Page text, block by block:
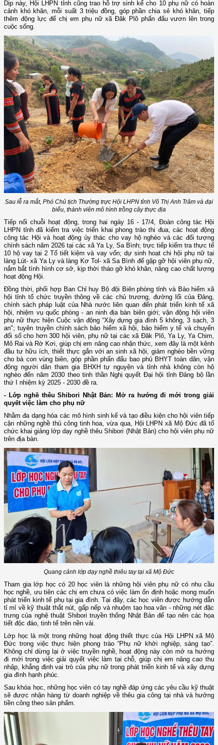
Dịp này, Hội LHPN tỉnh cũng trao hỗ trợ sinh kế cho 10 phụ nữ có hoàn
cảnh khó khăn, mỗi suất 3 triệu đồng, góp phần chia sẻ khó khăn, tiếp
thêm động lực để chị em phụ nữ xã Đăk Plô phấn đấu vươn lên trong
cuộc sống.
Sau lễ ra mắt, Phó Chủ tịch Thường trực Hội LHPN tỉnh Võ Thị Anh Trâm và đại
biểu, thành viên mô hình trồng cây thực địa
Tiếp nối chuỗi hoạt động, trong hai ngày 16 - 17/4, Đoàn công tác Hội
LHPN tỉnh đã kiểm tra việc triển khai phong trào thi đua, các hoạt động
công tác Hội và hoạt động ủy thác cho vay hộ nghèo và các đối tượng
chính sách năm 2026 tại các xã Ya Ly, Sa Bình; trực tiếp kiểm tra thực tế
10 hộ vay tại 2 Tổ tiết kiệm và vay vốn; dự sinh hoạt chi hội phụ nữ tại
làng Lút- xã Ya Ly và làng Kơ Tol- xã Sa Bình để gặp gỡ hội viên phụ nữ,
nắm bắt tình hình cơ sở, kịp thời tháo gỡ khó khăn, nâng cao chất lượng
hoạt động Hội.
Đồng thời, phối hợp Ban Chỉ huy Bộ đội Biên phòng tỉnh và Bảo hiểm xã
hội tỉnh tổ chức truyền thông về các chủ trương, đường lối của Đảng,
chính sách pháp luật của Nhà nước liên quan đến phát triển kinh tế xã
hội, nhiệm vụ quốc phòng - an ninh địa bàn biên giới; vận động hội viên
phụ nữ thực hiện Cuộc vận động “Xây dựng gia đình 5 không, 3 sạch, 3
an"; tuyên truyền chính sách bảo hiểm xã hội, bảo hiểm y tế và chuyển
đổi số cho hơn 300 hội viên, phụ nữ tại các xã Đăk Plô, Ya Ly, Ya Chim,
Mô Rai và Rờ Kơi, giúp chị em nâng cao nhận thức, xem đây là một kênh
đầu tư hữu ích, thiết thực gắn với an sinh xã hội, giảm nghèo bền vững
cho bà con vùng biên, góp phần phấn đấu bao phủ BHYT toàn dân, vận
động người dân tham gia BHXH tự nguyện và tỉnh nhà không còn hộ
nghèo đến năm 2030 theo tinh thần Nghị quyết Đại hội tỉnh Đảng bộ lần
thứ I nhiệm kỳ 2025 - 2030 đề ra.
- Lớp nghề thêu Shibori Nhật Bản: Mở ra hướng đi mới trong giải
quyết việc làm cho phụ nữ
Nhằm đa dạng hóa các mô hình sinh kế và tạo điều kiện cho hội viên tiếp
cận những nghề thủ công tinh hoa, vừa qua, Hội LHPN xã Mộ Đức đã tổ
chức khai giảng lớp dạy nghề thêu Shibori (Nhật Bản) cho hội viên phụ nữ
trên địa bàn.
Quang cảnh lớp dạy nghề thiêu tay tại xã Mộ Đức
Tham gia lớp học có 20 học viên là những hội viên phụ nữ có nhu cầu
học nghề, ưu tiên các chị em chưa có việc làm ổn định hoặc mong muốn
phát triển kinh tế phụ tại gia đình. Tại đây, các học viên được hướng dẫn
tỉ mỉ về kỹ thuật thắt nút, gấp nếp và nhuộm tạo hoa văn - những nét đặc
trưng của nghệ thuật Shibori truyền thống Nhật Bản để tạo nên các họa
tiết độc đáo, tinh tế trên nền vải.
Lớp học là một trong những hoạt động thiết thực của Hội LHPN xã Mộ
Đức trong việc thực hiện phong trào “Phụ nữ khởi nghiệp, sáng tạo”.
Không chỉ dừng lại ở việc truyền nghề, hoạt động này còn mở ra hướng
đi mới trong việc giải quyết việc làm tại chỗ, giúp chị em nâng cao thu
nhập, khẳng định vai trò của phụ nữ trong phát triển kinh tế và xây dựng
gia đình hạnh phúc.
Sau khóa học, những học viên có tay nghề đáp ứng các yêu cầu kỹ thuật
sẽ được nhận hàng từ doanh nghiệp về thêu gia công tại nhà và hưởng
tiền công theo sản phẩm.